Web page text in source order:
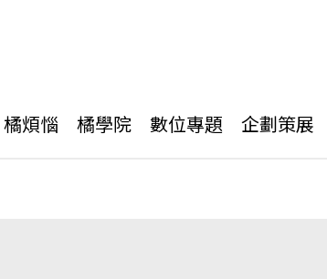
橘煩惱 橘學院 數位專題 企劃策展